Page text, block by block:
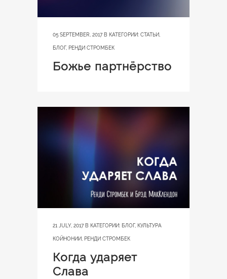
05 SEPTEMBER, 2017 В КАТЕГОРИИ: СТАТЬИ
БЛОГ, РЕНДИ СТРОМБЕК
Божье партнёрство
21 JULY, 2017 В КАТЕГОРИИ: БЛОГ, КУЛЬТУРА
КОЙНОНИИ РЕНДИ СТРОМБЕК
Когда ударяет
Слава